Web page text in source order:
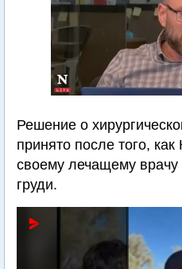
Решение о
принято после того,
своему лечащему
груди.